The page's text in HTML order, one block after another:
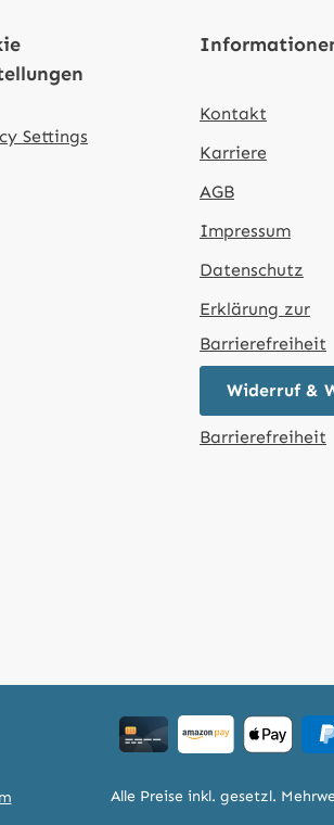
Settings
Kontakt
Karriere
AGB
Impressum
Datenschutz
Erklärung zur
Barrierefreiheit
Widerruf &
Barrierefreiheit
Alle Preise inkl. gesetzl.